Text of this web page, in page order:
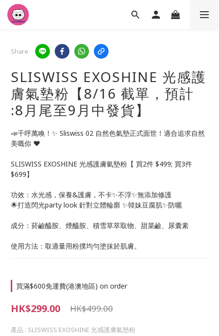
Share
SLISWISS EXOSHINE 光感護
膚氣墊粉【8/16 截單，預計
:8月尾至9月中發貨】
📣千呼萬喚！✨ Sliswiss 02 自然色氣墊正式面世！適合追求自然
美嘅你 ❤️
SLISWISS EXOSHINE 光感護膚氣墊粉【 買2件 $499; 買3件
$699】
功效：水光感，保養&護膚，不卡✨不浮✨無添加修護
🌟打造閃光party look 針對立體輪廓 ✨韓妹豆腐肌✨防曬
成分：菸鹼醯胺、煙醯胺、積雪草萃取物、甜菜鹼、尿囊素
使用方法：取適量用粉撲均勻塗抹於肌膚。
買滿$600免運費(港澳地區) on order
HK$299.00 HK$499.00
產品 : SLISWISS EXOSHINE 光感護膚氣墊粉